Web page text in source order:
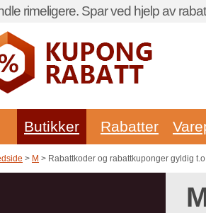
rimeligere. Spar ved hjelp av
Butikker Rabatter
> M > Rabattkoder og rabattkuponger gyldig